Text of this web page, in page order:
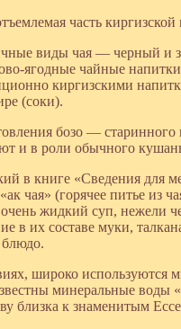
часть киргизской
виды чая — черный и
ягодные чайные
киргизскими
(соки).
бозо —
и в роли обычного
в книге «Сведения для
чая» (горячее питье из
жидкий суп, нежели
в их составе муки,
блюдо.
широко используются
минеральные
близка к знаменитым